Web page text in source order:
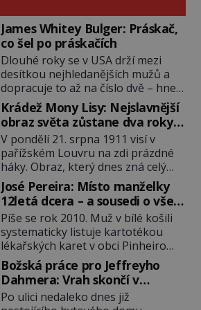
James Whitey Bulger: Práskač,
co šel po práskačích
Dlouhé roky se v USA drží mezi
desítkou nejhledanějších mužů a
dopracuje to až na číslo dvě – hned
po Usámovi bin Ládinovi (1957–
2011). To je James „Whitey“ Bulger
(1929–2018) viněný ze spoluúčasti
na 19 vraždách, vydírání a lichvy. A
samozřejmě, krom toho je ještě
drogový dealer, který neváhá
odstranit z cesty všechny práskače,
zatímco […]
Krádež Mony Lisy: Nejslavnější
obraz světa zůstane dva roky
nezvěstný
V pondělí 21. srpna 1911 visí v
pařížském Louvru na zdi prázdné
háky. Obraz, který dnes zná celý
svět, je pryč. Zpočátku si nikdo
nemyslí, že jde o krádež.
Zaměstnanci jsou přesvědčeni, že
Mona Lisa je jen v restaurátorské
dílně nebo u fotografa. Když se
ukáže pravda, propukne jeden z
největších honů na zloděje v […]
José Pereira: Místo manželky
12letá dcera – a sousedi o všem
vědí!
Píše se rok 2010. Muž v bílé košili
systematicky listuje kartotékou
lékařských karet v obci Pinheiro
ležící asi 20 kilometrů od farmy s
podivínským majitelem. Něco tu
nesedí. Ledaže… Ledaže by ta
mladá dívka z farmy byla ne
Božská práce pro Jeffreyho
Dahmera: Vrah skončí v
tratolišti krve ve vězeňských
Po ulici nedaleko dnes již